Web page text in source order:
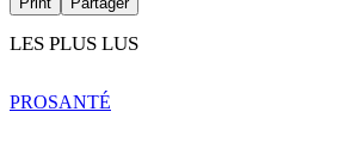
LES PLUS LUS
PROSANTÉ